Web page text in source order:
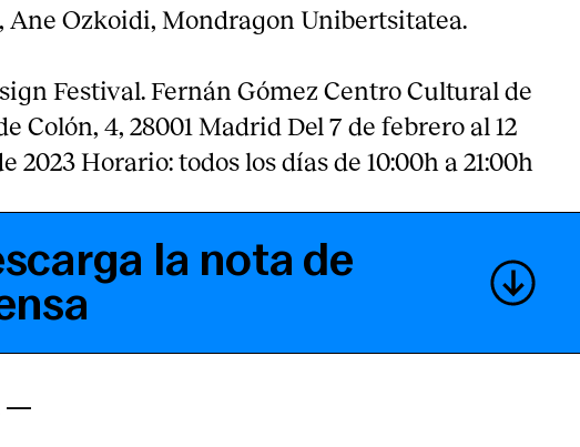
Ane Ozkoidi, Mondragon Unibertsitatea.
Festival. Fernán Gómez Centro Cultural de
Colón, 4, 28001 Madrid Del 7 de febrero al 12
2023 Horario: todos los días de 10:00h a 21:00h
la nota de
—